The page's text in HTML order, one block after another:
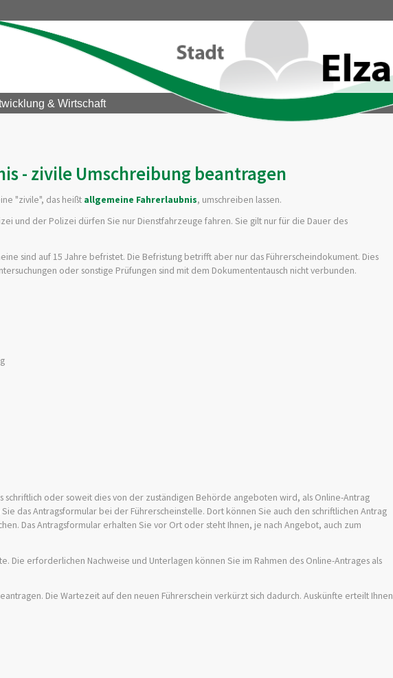
& Wirtschaft
- zivile Umschreibung beantragen
"zivile", das heißt allgemeine Fahrerlaubnis, umschreiben lassen.
und der Polizei dürfen Sie nur Dienstfahrzeuge fahren. Sie gilt nur für die Dauer des
sind auf 15 Jahre befristet. Die Befristung betrifft aber nur das Führerscheindokument. Dies
oder sonstige Prüfungen sind mit dem Dokumententausch nicht verbunden.
schriftlich oder soweit dies von der zuständigen Behörde angeboten wird, als Online-Antrag
das Antragsformular bei der Führerscheinstelle. Dort können Sie auch den schriftlichen Antrag
Das Antragsformular erhalten Sie vor Ort oder steht Ihnen, je nach Angebot, auch zum
Die erforderlichen Nachweise und Unterlagen können Sie im Rahmen des Online-Antrages als
ntragen. Die Wartezeit auf den neuen Führerschein verkürzt sich dadurch. Auskünfte erteilt Ihnen